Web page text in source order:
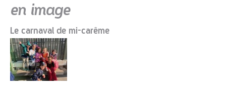
en image
Le carnaval de mi-carême